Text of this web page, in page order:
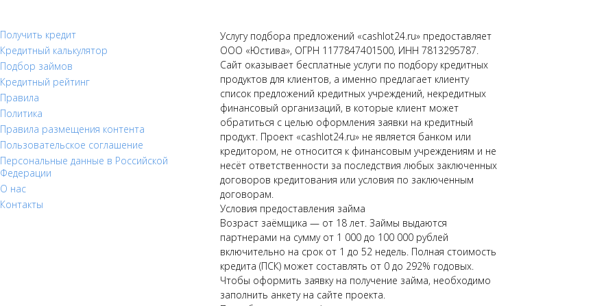
Получить кредит
Кредитный калькулятор
Подбор займов
Кредитный рейтинг
Правила
Политика
Правила размещения контента
Пользовательское соглашение
Персональные данные в Российской
Федерации
О нас
Контакты
Услугу подбора предложений «cashlot24.ru» предоставляет
ООО «Юстива», ОГРН 1177847401500, ИНН 7813295787.
Сайт оказывает бесплатные услуги по подбору кредитных
продуктов для клиентов, а именно предлагает клиенту
список предложений кредитных учреждений, некредитных
финансовый организаций, в которые клиент может
обратиться с целью оформления заявки на кредитный
продукт. Проект «cashlot24.ru» не является банком или
кредитором, не относится к финансовым учреждениям и не
несёт ответственности за последствия любых заключенных
договоров кредитования или условия по заключенным
договорам.
Условия предоставления займа
Возраст заёмщика — от 18 лет. Займы выдаются
партнерами на сумму от 1 000 до 100 000 рублей
включительно на срок от 1 до 52 недель. Полная стоимость
кредита (ПСК) может составлять от 0 до 292% годовых.
Чтобы оформить заявку на получение займа, необходимо
заполнить анкету на сайте проекта.